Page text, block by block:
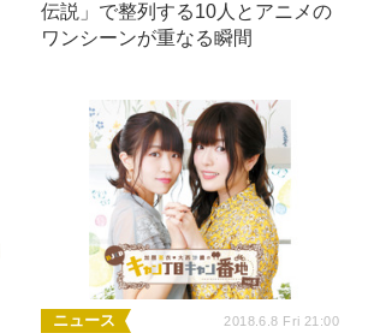
伝説」で整列する10人とアニメの
ワンシーンが重なる瞬間
ニュース 2018.6.8 Fri 21:00